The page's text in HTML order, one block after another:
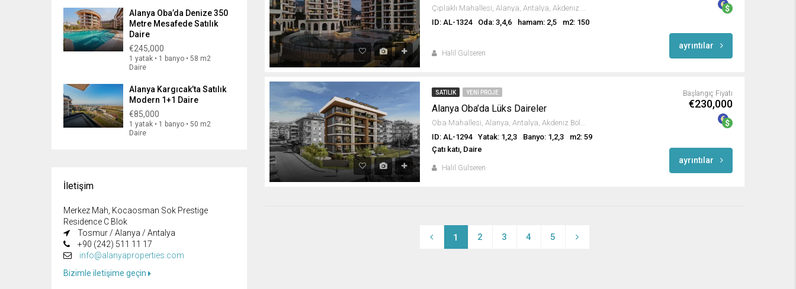
Çıplaklı Mahallesi, Alanya, Antalya, Akdeniz Bölgesi, Türkiye
ID: AL-1324
Oda: 3,4,6 hamam: 2,5 m2: 150
Halil Gülseren
ayrıntılar
SATILIK YENI PROJE
Alanya Oba’da Lüks Daireler
Oba Mahallesi, Alanya, Antalya, Akdeniz Bölgesi, Türkiye
ID: AL-1294
Yatak: 1,2,3 Banyo: 1,2,3
m2: 59
Çatı katı, Daire
Halil Gülseren
Başlangıç Fiyatı
€230,000
ayrıntılar
1 2 3 4 5
Alanya Oba’da Denize 350
Metre Mesafede Satılık
Daire
€245,000
1 yatak • 1 banyo • 58 m2
Daire
Alanya Kargıcak’ta Satılık
Modern 1+1 Daire
€85,000
1 yatak • 1 banyo • 50 m2
Daire
İletişim
Merkez Mah, Kocaosman Sok Prestige
Residence C Blok
Tosmur / Alanya / Antalya
+90 (242) 511 11 17
info@alanyaproperties.com
Bizimle iletişime geçin